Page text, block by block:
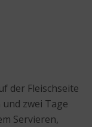
der Fleischseite
zwei Tage
Servieren,